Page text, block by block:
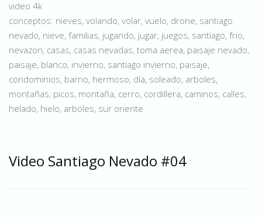
video 4k
conceptos: nieves, volando, volar, vuelo, drone, santiago
nevado, nieve, familias, jugando, jugar, juegos, santiago, frio,
nevazon, casas, casas nevadas, toma aerea, paisaje nevado,
paisaje, blanco, invierno, santiago invierno, paisaje,
condominios, barrio, hermoso, día, soleado, arboles,
montañas, picos, montaña, cerro, cordillera, caminos, calles,
helado, hielo, arboles, sur oriente
Video Santiago Nevado #04